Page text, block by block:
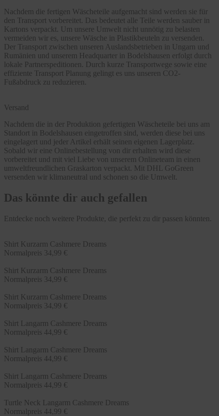
Nachdem die fertigen Wäscheteile aufgemacht sind werden sie für
den Transport vorbereitet. Das bedeutet alle Teile werden sauber in
Kartons verpackt. Um unsere Umwelt nicht unnötig zu belasten
vermeiden wir es, unsere Wäsche in Plastikbeuteln zu versenden.
Der Transport zwischen unseren Auslandsbetrieben in Ungarn und
Rumänien und unserem Headquarter in Bodelshausen erfolgt durch
lokale Partnerspeditionen. Durch kurze Transportwege sowie eine
effiziente Transport Planung gelingt es uns unseren CO2-
Fußabdruck zu reduzieren.
Versand
Nachdem die in der Produktion gefertigten Wäscheteile bei uns am
Standort in Bodelshausen eingetroffen sind, werden diese bei uns
eingelagert und jeder Artikel erhält seinen eigenen Lagerplatz.
Sobald wir eine Onlinebestellung von dir erhalten wird diese
vorbereitet und mit viel Liebe von unserem Onlineteam in einen
umweltfreundlichen Graskarton verpackt. Mit DHL GoGreen
versenden wir klimaneutral und schonen so die Umwelt.
Das könnte dir auch gefallen
Entdecke noch weitere Produkte, die perfekt zu dir passen könnten.
Shirt Kurzarm Cashmere Dreams
Normalpreis 34,99 €
Shirt Kurzarm Cashmere Dreams
Normalpreis 34,99 €
Shirt Kurzarm Cashmere Dreams
Normalpreis 34,99 €
Shirt Langarm Cashmere Dreams
Normalpreis 44,99 €
Shirt Langarm Cashmere Dreams
Normalpreis 44,99 €
Shirt Langarm Cashmere Dreams
Normalpreis 44,99 €
Turtle Neck Langarm Cashmere Dreams
Normalpreis 44,99 €